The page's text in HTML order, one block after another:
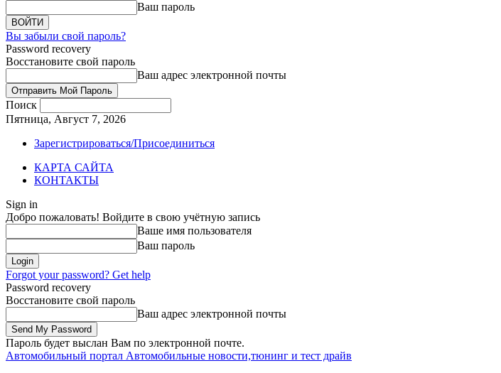
Ваш пароль
Вы забыли свой пароль?
Password recovery
Восстановите свой пароль
Ваш адрес электронной почты
Поиск
Пятница, Август 7, 2026
Зарегистрироваться/Присоединиться
КАРТА САЙТА
КОНТАКТЫ
Sign in
Добро пожаловать! Войдите в свою учётную запись
Ваше имя пользователя
Ваш пароль
Forgot your password? Get help
Password recovery
Восстановите свой пароль
Ваш адрес электронной почты
Пароль будет выслан Вам по электронной почте.
Автомобильный портал Автомобильные новости,тюнинг и тест драйв